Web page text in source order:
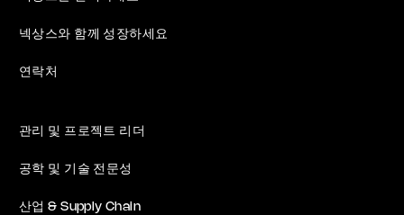
넥상스와 함께 성장하세요
연락처
관리 및 프로젝트 리더
공학 및 기술 전문성
산업 & Supply Chain